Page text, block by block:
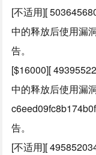
[不适用][
中的释放后使用漏
告。
[$16000][
中的释放后使用漏
告。
[不适用][